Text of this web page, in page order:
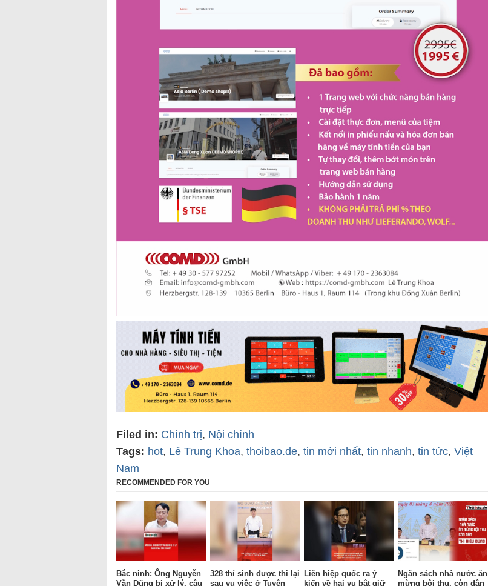
Filed in: Chính trị, Nội chính
Tags: hot, Lê Trung Khoa, thoibao.de, tin mới nhất, tin nhanh, tin tức, Việt
Nam
RECOMMENDED FOR YOU
Bắc ninh: Ông Nguyễn
Văn Dũng bị xử lý, câu
328 thí sinh được thi lại
sau vụ việc ở Tuyên
Liên hiệp quốc ra ý
kiến về hai vụ bắt giữ
Ngân sách nhà nước ăn
mừng bội thu, còn dân